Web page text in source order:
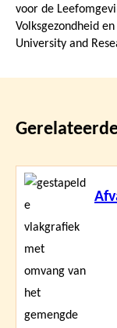
voor de
Volksgezondheid
University and
Lees